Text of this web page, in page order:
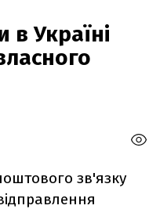
в Україні
зв'язку